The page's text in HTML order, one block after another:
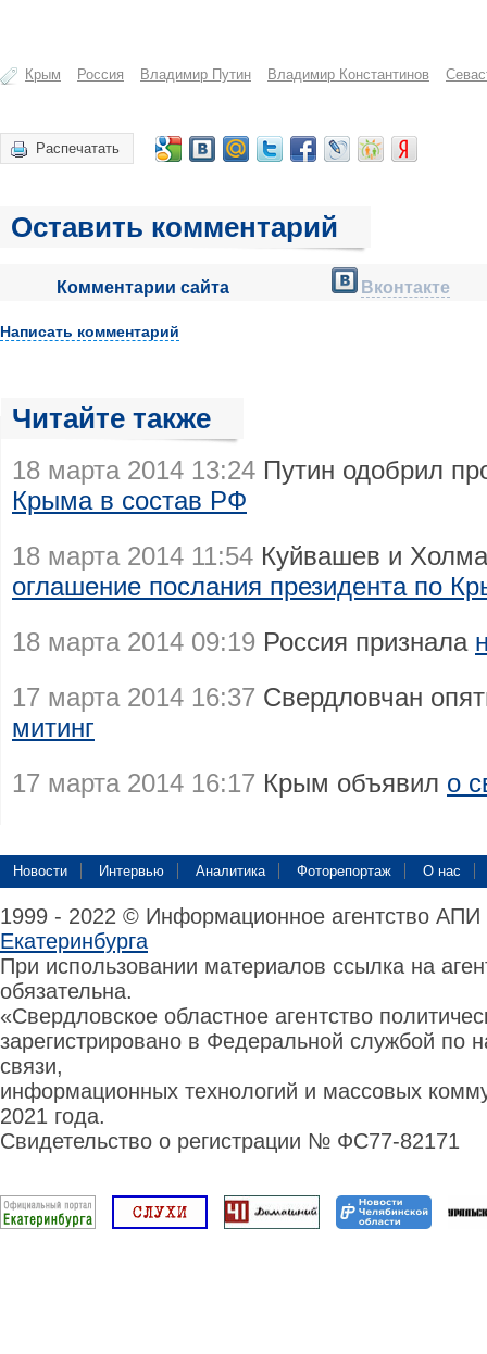
Крым Россия Владимир Путин Владимир Константинов
Распечатать
Оставить комментарий
Комментарии сайта Вконтакте
Написать комментарий
Читайте также
18 марта 2014 13:24 Путин одобрил
Крыма в состав РФ
18 марта 2014 11:54 Куйвашев и
оглашение послания президента по
18 марта 2014 09:19 Россия признала
17 марта 2014 16:37 Свердловчан
митинг
17 марта 2014 16:17 Крым объявил о
Новости Интервью Аналитика Фоторепортаж О нас
1999 - 2022 © Информационное агентство
Екатеринбурга
При использовании материалов ссылка на
обязательна.
«Свердловское областное агентство
зарегистрировано в Федеральной службой по
связи,
информационных технологий и массовых
2021 года.
Свидетельство о регистрации № ФС77-82171